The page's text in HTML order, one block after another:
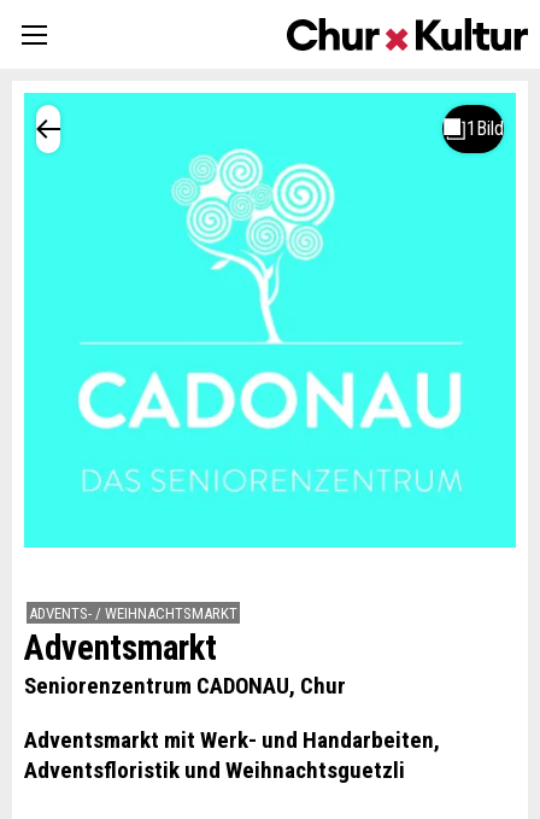
ADVENTS- / WEIHNACHTSMARKT
Adventsmarkt
Seniorenzentrum CADONAU, Chur
Adventsmarkt mit Werk- und Handarbeiten,
Adventsfloristik und Weihnachtsguetzli